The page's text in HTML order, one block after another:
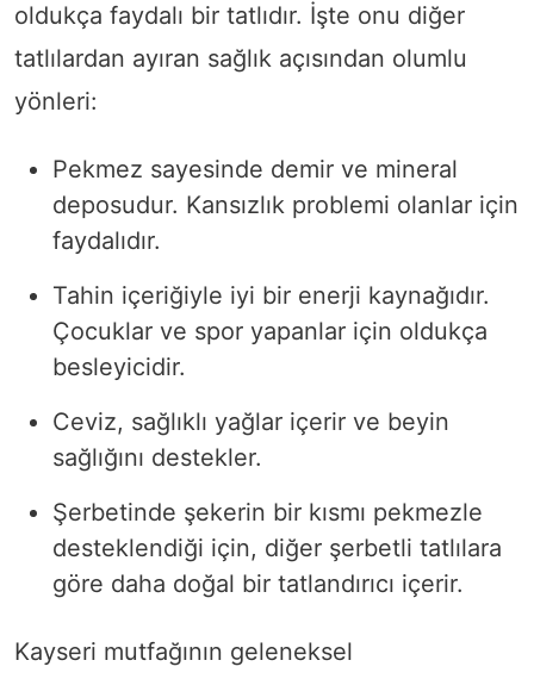
oldukça faydalı bir tatlıdır. İşte onu diğer
tatlılardan ayıran sağlık açısından olumlu
yönleri:
Pekmez sayesinde demir ve mineral
deposudur. Kansızlık problemi olanlar için
faydalıdır.
Tahin içeriğiyle iyi bir enerji kaynağıdır.
Çocuklar ve spor yapanlar için oldukça
besleyicidir.
Ceviz, sağlıklı yağlar içerir ve beyin
sağlığını destekler.
Şerbetinde şekerin bir kısmı pekmezle
desteklendiği için, diğer şerbetli tatlılara
göre daha doğal bir tatlandırıcı içerir.
Kayseri mutfağının geleneksel